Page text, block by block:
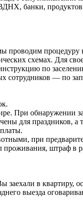
банки,
проводим процедуру
схемах. Для
по
сотрудников — по
При обнаружении
для праздников,
при
штраф в
заехали в квартиру,
выезда